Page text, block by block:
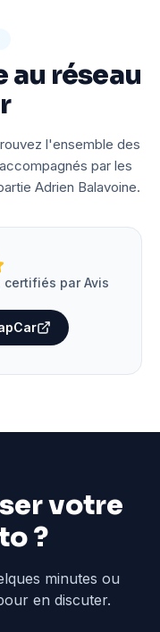
au réseau
l'ensemble des
par les
Adrien Balavoine.
certifiés par Avis
votre
?
minutes ou
en discuter.